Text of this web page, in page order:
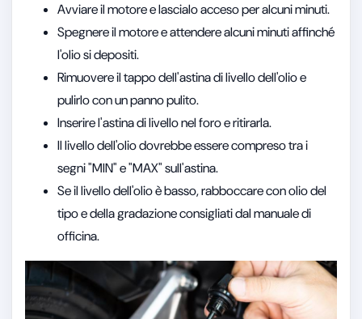
Avviare il motore e lascialo acceso per alcuni minuti.
Spegnere il motore e attendere alcuni minuti affinché
l'olio si depositi.
Rimuovere il tappo dell'astina di livello dell'olio e
pulirlo con un panno pulito.
Inserire l'astina di livello nel foro e ritirarla.
Il livello dell'olio dovrebbe essere compreso tra i
segni "MIN" e "MAX" sull'astina.
Se il livello dell'olio è basso, rabboccare con olio del
tipo e della gradazione consigliati dal manuale di
officina.